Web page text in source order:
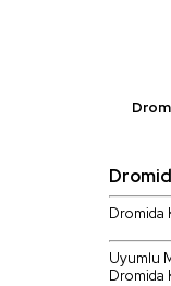
Dromida
Uyumlu
Dromida